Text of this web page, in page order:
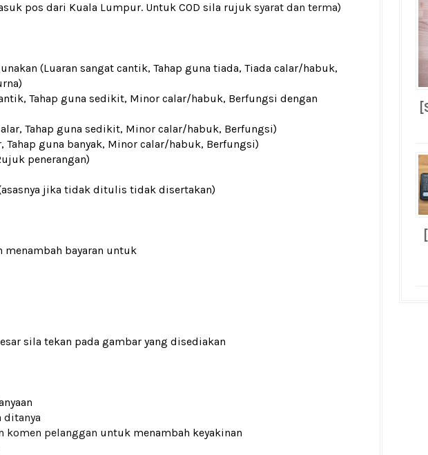
pos dari Kuala Lumpur. Untuk COD sila rujuk syarat dan terma)
(Luaran sangat cantik, Tahap guna tiada, Tiada calar/habuk,
Tahap guna sedikit, Minor calar/habuk, Berfungsi dengan
Tahap guna sedikit, Minor calar/habuk, Berfungsi)
Tahap guna banyak, Minor calar/habuk, Berfungsi)
penerangan)
jika tidak ditulis tidak disertakan)
menambah bayaran untuk
sila tekan pada gambar yang disediakan
ditanya
komen pelanggan untuk menambah keyakinan